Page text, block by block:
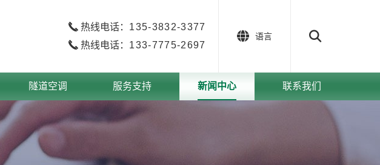
热线电话： 135-3832-3377
热线电话： 133-7775-2697
语言
隧道空调 服务支持 新闻中心 联系我们